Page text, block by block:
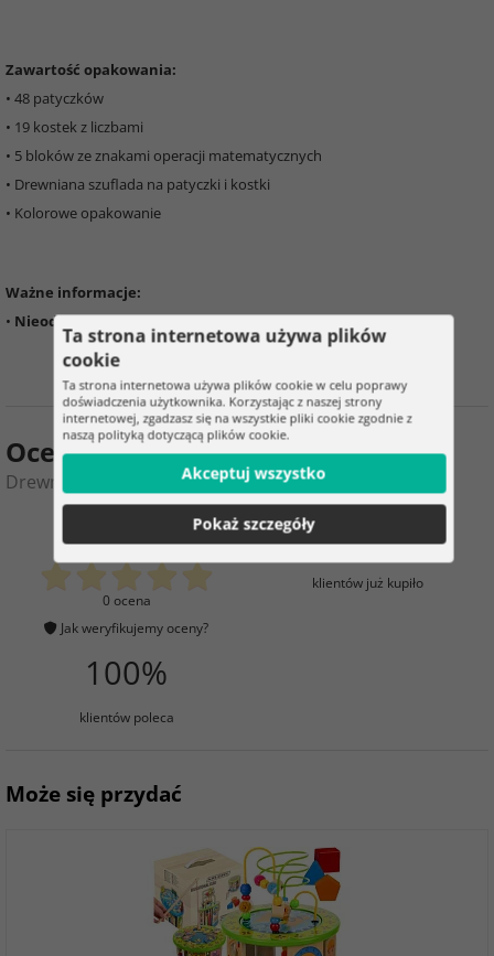
Zawartość opakowania:
• 48 patyczków
• 19 kostek z liczbami
• 5 bloków ze znakami operacji matematycznych
• Drewniana szuflada na patyczki i kostki
• Kolorowe opakowanie
Ważne informacje:
• Nieodpowiednie dla dzieci poniżej 36 miesięcy.
Ocena produktu
Drewniane edukacyjne liczydło matematyczne
0
0 ocena
Jak weryfikujemy oceny?
2
klientów już kupiło
100%
klientów poleca
Może się przydać
Ta strona internetowa używa plików
cookie
Ta strona internetowa używa plików cookie w celu poprawy
doświadczenia użytkownika. Korzystając z naszej strony
internetowej, zgadzasz się na wszystkie pliki cookie zgodnie z
naszą polityką dotyczącą plików cookie.
Akceptuj wszystko
Pokaż szczegóły